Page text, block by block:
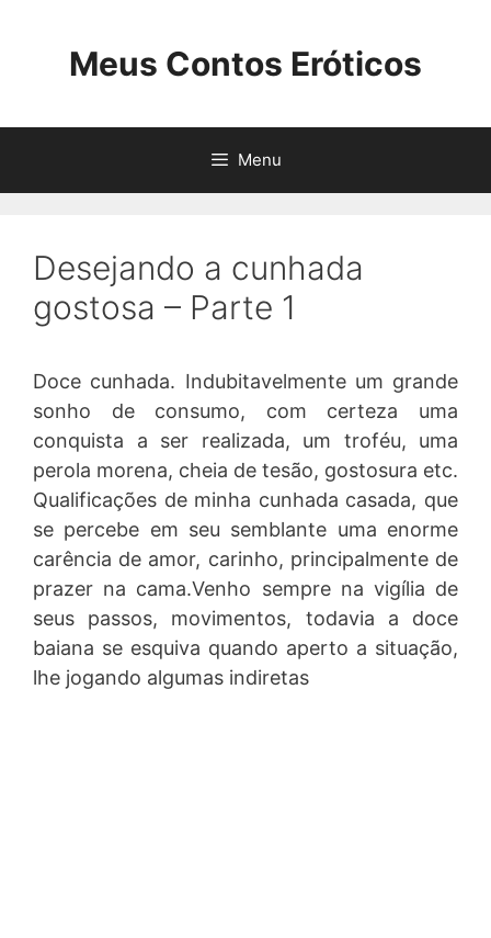
Meus Contos Eróticos
Menu
Desejando a cunhada
gostosa – Parte 1
Doce cunhada. Indubitavelmente um grande
sonho de consumo, com certeza uma
conquista a ser realizada, um troféu, uma
perola morena, cheia de tesão, gostosura etc.
Qualificações de minha cunhada casada, que
se percebe em seu semblante uma enorme
carência de amor, carinho, principalmente de
prazer na cama.Venho sempre na vigília de
seus passos, movimentos, todavia a doce
baiana se esquiva quando aperto a situação,
lhe jogando algumas indiretas